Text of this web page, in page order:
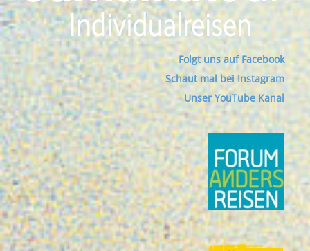
Folgt uns auf Facebook
Schaut mal bei Instagram
Unser YouTube Kanal